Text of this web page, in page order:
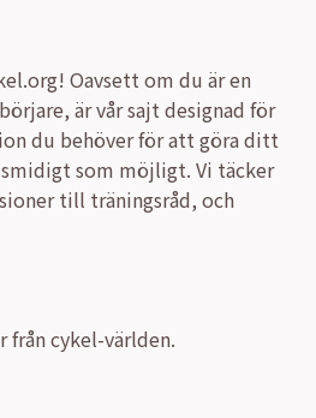
Oavsett om du är en
är vår sajt designad för
du behöver för att göra ditt
som möjligt. Vi täcker
till träningsråd, och
från cykel-världen.